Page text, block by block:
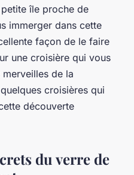
île proche de
immerger dans cette
façon de le faire
une croisière qui vous
de la
croisières qui
découverte
du verre de